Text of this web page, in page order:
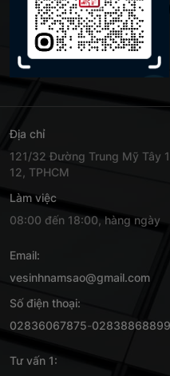
Địa chỉ
121/32 Đường Trung Mỹ Tây
12, TPHCM
Làm việc
08:00 đến 18:00, hàng ngày
Email:
vesinhnamsao@gmail.com
Số điện thoại:
02836067875-02838868899
Tư vấn 1: